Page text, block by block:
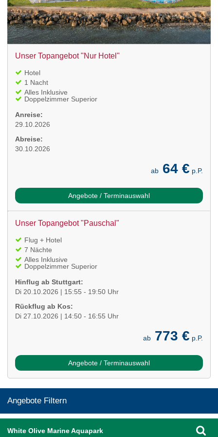
Unser Topangebot "Nur Hotel"
Hotel
1 Nacht
Alles Inklusive
Doppelzimmer Superior
Anreise:
29.10.2026
Abreise:
30.10.2026
ab 64 € p.P.
Angebote / Terminauswahl
Unser Topangebot "Pauschal"
Flug + Hotel
7 Nächte
Alles Inklusive
Doppelzimmer Superior
Hinflug ab Stuttgart:
Di 20.10.2026 | 15:55 - 19:50 Uhr
Rückflug ab Kos:
Di 27.10.2026 | 14:50 - 16:55 Uhr
ab 773 € p.P.
Angebote / Terminauswahl
Angebote Filtern
White Olive Marine Aquapark